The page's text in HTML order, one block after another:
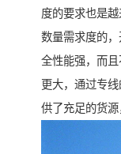
度的要求也是
数量需求度的
全性能强，而
更大，通过专
供了充足的货源